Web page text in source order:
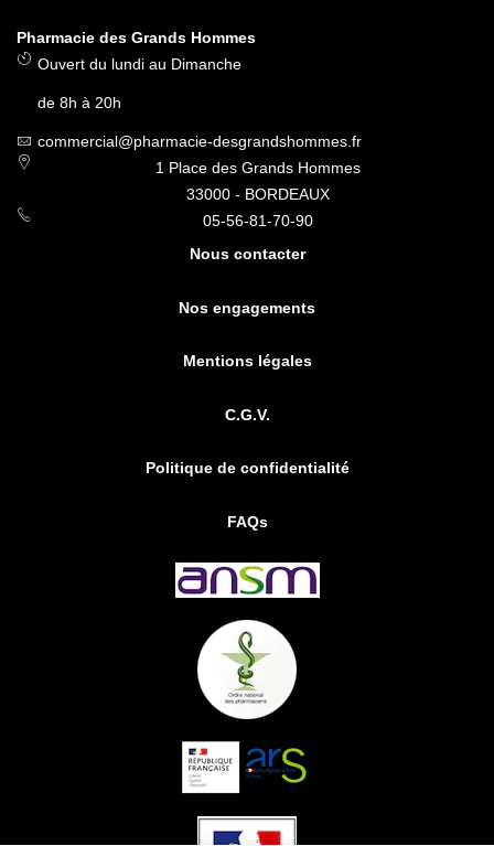
Pharmacie des Grands Hommes
Ouvert du lundi au Dimanche
de 8h à 20h
commercial@pharmacie-desgrandshommes.fr
1 Place des Grands Hommes
33000 - BORDEAUX
05-56-81-70-90
Nous contacter
Nos engagements
Mentions légales
C.G.V.
Politique de confidentialité
FAQs